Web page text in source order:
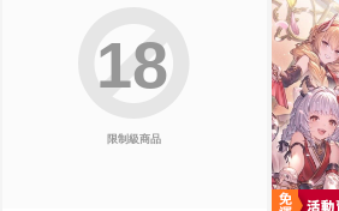
限制級商品
18